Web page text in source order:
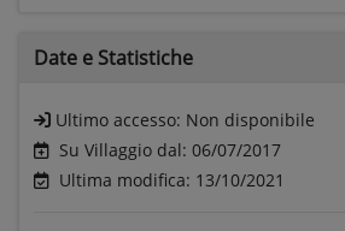
Date e Statistiche
Ultimo accesso: Non disponibile
Su Villaggio dal: 06/07/2017
Ultima modifica: 13/10/2021